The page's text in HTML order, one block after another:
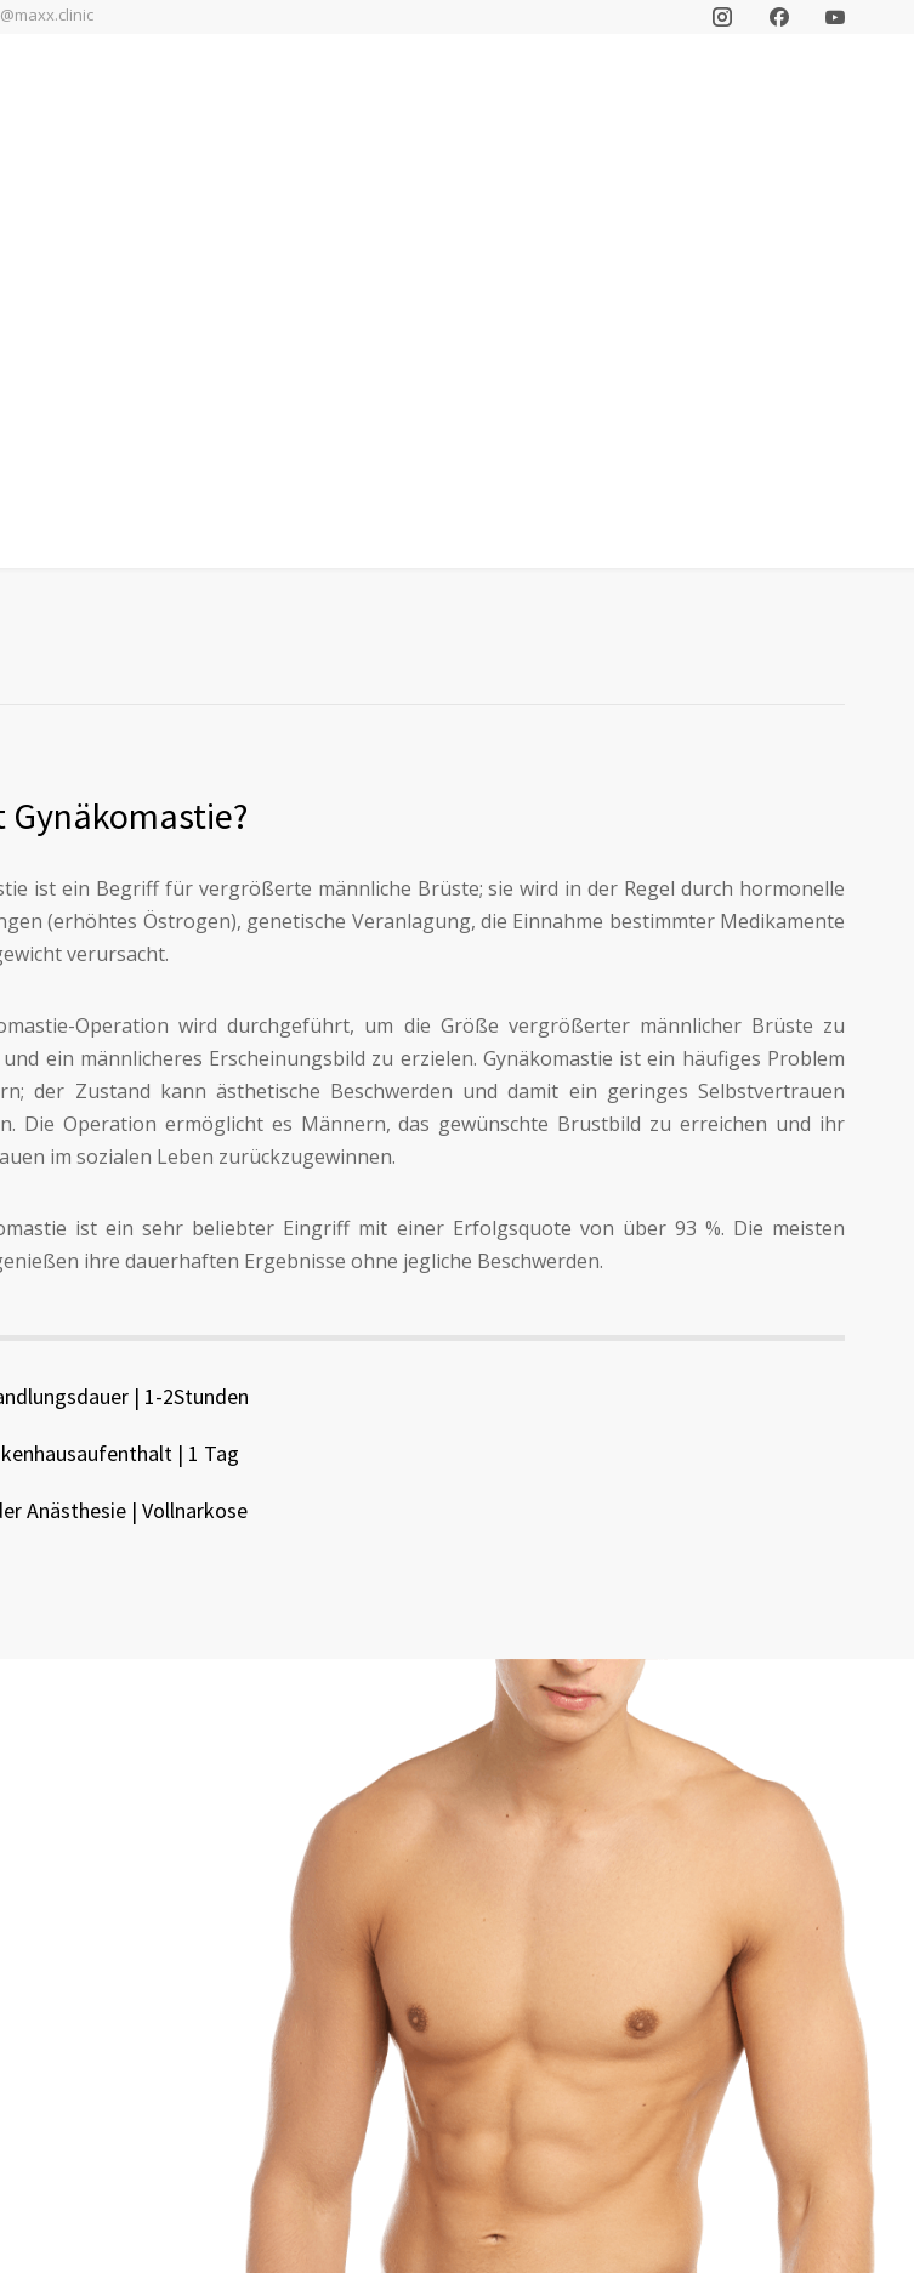
Gynäkomastie?
ist ein Begriff für vergrößerte männliche Brüste; sie wird in der Regel durch hormonelle
(erhöhtes Östrogen), genetische Veranlagung, die Einnahme bestimmter Medikamente
verursacht.
Operation wird durchgeführt, um die Größe vergrößerter männlicher Brüste zu
ein männlicheres Erscheinungsbild zu erzielen. Gynäkomastie ist ein häufiges Problem
der Zustand kann ästhetische Beschwerden und damit ein geringes Selbstvertrauen
Die Operation ermöglicht es Männern, das gewünschte Brustbild zu erreichen und ihr
im sozialen Leben zurückzugewinnen.
ist ein sehr beliebter Eingriff mit einer Erfolgsquote von über 93 %. Die meisten
ihre dauerhaften Ergebnisse ohne jegliche Beschwerden.
| 1-2Stunden
| 1 Tag
Anästhesie | Vollnarkose